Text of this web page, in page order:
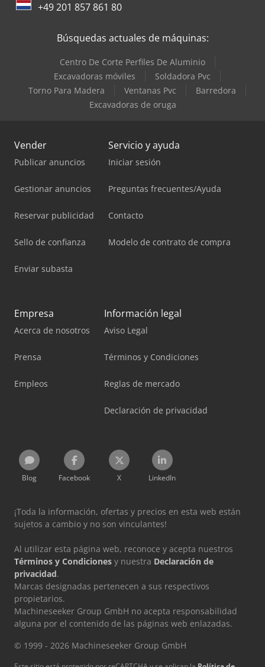
+49 201 857 861 80
Búsquedas actuales de máquinas:
Centro De Corte Perfiles De Aluminio
Excavadoras móviles
Soldadora Pvc
Torno Para Madera
Ventanas Pvc
Barredora
Excavadoras de oruga
Vender
Publicar anuncios
Gestionar anuncios
Reservar publicidad
Sello de confianza
Enviar subasta
Servicio y ayuda
Iniciar sesión
Preguntas frecuentes/Ayuda
Contacto
Modelo de contrato de compra
Empresa
Acerca de nosotros
Prensa
Empleos
Información legal
Aviso Legal
Términos y Condiciones
Reglas de mercado
Declaración de privacidad
Blog Facebook X LinkedIn
¡Toda la información, ofertas y precios en esta web están
sujetos a cambio y no son vinculantes!
Al utilizar esta página web, reconoce y acepta nuestros
Términos y Condiciones y nuestra Declaración de
privacidad.
Marcas designadas pertenecen a sus respectivos
propietarios.
Machineseeker Group GmbH no acepta responsabilidad
alguna por el contenido de las páginas web enlazadas.
© 1999 - 2026 Machineseeker Group GmbH